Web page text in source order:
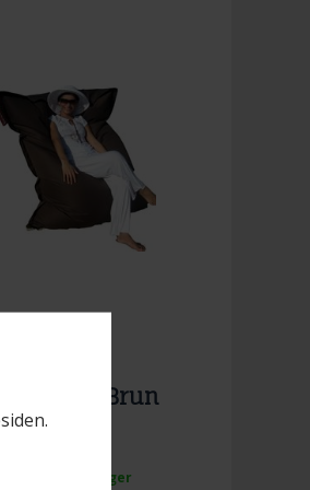
Sækkestol Brun
end 10 på lager